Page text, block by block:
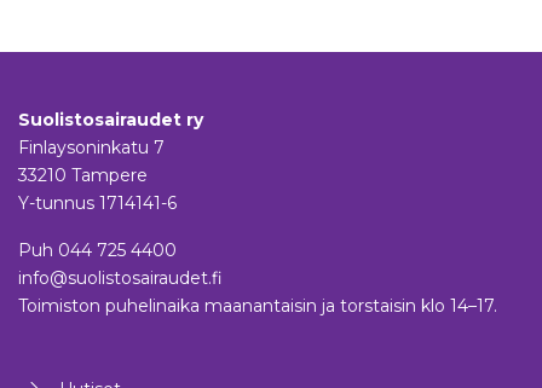
Suolistosairaudet ry
Finlaysoninkatu 7
33210 Tampere
Y-tunnus 1714141-6
Puh 044 725 4400
info@suolistosairaudet.fi
Toimiston puhelinaika maanantaisin ja torstaisin klo 14–17.